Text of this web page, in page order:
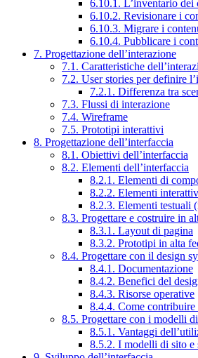
6.10.1. L’inventario dei
6.10.2. Revisionare i
6.10.3. Migrare i
6.10.4. Pubblicare i
7. Progettazione dell’interazione
7.1. Caratteristiche
7.2. User stories per definire
7.2.1. Differenza tra
7.3. Flussi di interazione
7.4. Wireframe
7.5. Prototipi interattivi
8. Progettazione dell’interfaccia
8.1. Obiettivi dell’interfaccia
8.2. Elementi dell’interfaccia
8.2.1. Elementi di
8.2.2. Elementi
8.2.3. Elementi testuali
8.3. Progettare e costruire in
8.3.1. Layout di pagina
8.3.2. Prototipi in alta
8.4. Progettare con il design
8.4.1. Documentazione
8.4.2. Benefici del
8.4.3. Risorse operative
8.4.4. Come contribuire
8.5. Progettare con i modelli
8.5.1. Vantaggi
8.5.2. I modelli di sito